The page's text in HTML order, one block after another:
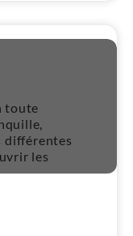
toute
différentes
les